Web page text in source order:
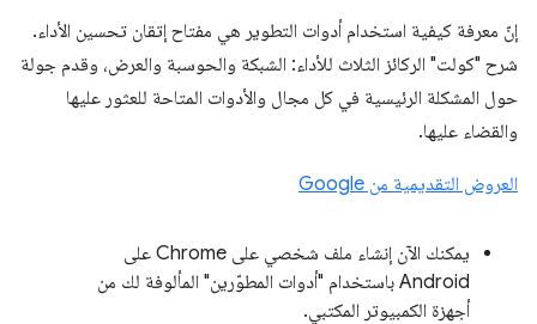
إنّ معرفة كيفية استخدام أدوات التطوير هي مفتاح إتقان تحسين الأداء.
شرح "كولت" الركائز الثلاث للأداء: الشبكة والحوسبة والعرض، وقدم جولة
حول المشكلة الرئيسية في كل مجال والأدوات المتاحة للعثور عليها
والقضاء عليها.
العروض التقديمية من Google
يمكنك الآن إنشاء ملف شخصي على Chrome على
Android باستخدام "أدوات المطوّرين" المألوفة لك من
أجهزة الكمبيوتر المكتبي.